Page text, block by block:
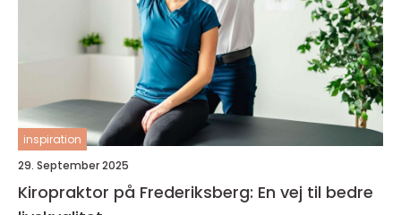
inspiration
29. September 2025
Kiropraktor på Frederiksberg: En vej til bedre